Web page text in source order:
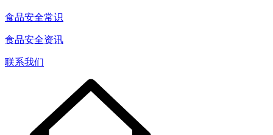
食品安全常识
食品安全资讯
联系我们